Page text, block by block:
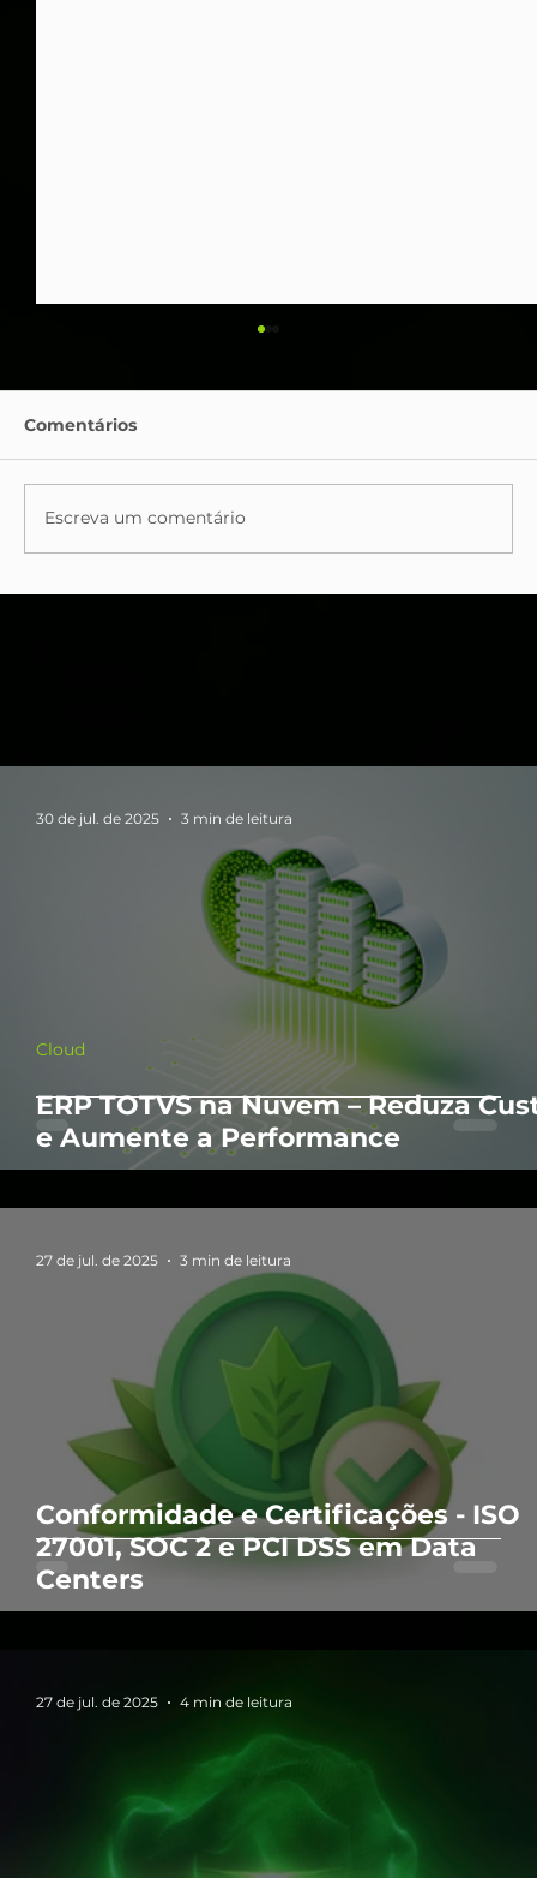
Comentários
Escreva um comentário
ERP TOTVS na Nuvem – Reduza
e Aumente a Performance
Cloud
30 de jul. de 2025 3 min de leitura
Conformidade e Certificações - ISO
27001, SOC 2 e PCI DSS em Data
Centers
27 de jul. de 2025 3 min de leitura
27 de jul. de 2025 4 min de leitura